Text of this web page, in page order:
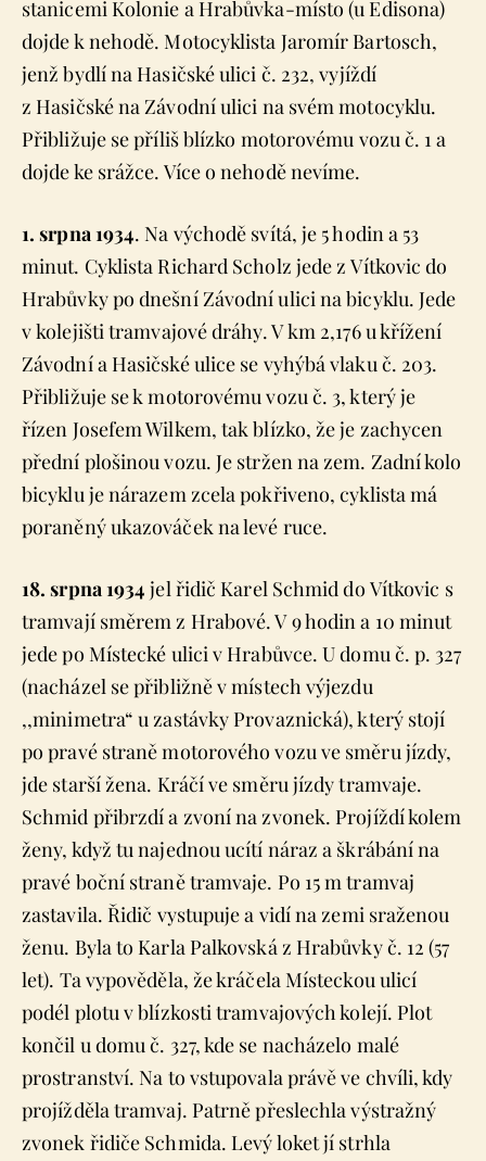
stanicemi Kolonie a Hrabůvka-místo (u Edisona)
dojde k nehodě. Motocyklista Jaromír Bartosch,
jenž bydlí na Hasičské ulici č. 232, vyjíždí
z Hasičské na Závodní ulici na svém motocyklu.
Přibližuje se příliš blízko motorovému vozu č. 1 a
dojde ke srážce. Více o nehodě nevíme.
1. srpna 1934. Na východě svítá, je 5 hodin a 53
minut. Cyklista Richard Scholz jede z Vítkovic do
Hrabůvky po dnešní Závodní ulici na bicyklu. Jede
v kolejišti tramvajové dráhy. V km 2,176 u křížení
Závodní a Hasičské ulice se vyhýbá vlaku č. 203.
Přibližuje se k motorovému vozu č. 3, který je
řízen Josefem Wilkem, tak blízko, že je zachycen
přední plošinou vozu. Je stržen na zem. Zadní kolo
bicyklu je nárazem zcela pokřiveno, cyklista má
poraněný ukazováček na levé ruce.
18. srpna 1934 jel řidič Karel Schmid do Vítkovic s
tramvají směrem z Hrabové. V 9 hodin a 10 minut
jede po Místecké ulici v Hrabůvce. U domu č. p. 327
(nacházel se přibližně v místech výjezdu
,,minimetra“ u zastávky Provaznická), který stojí
po pravé straně motorového vozu ve směru jízdy,
jde starší žena. Kráčí ve směru jízdy tramvaje.
Schmid přibrzdí a zvoní na zvonek. Projíždí kolem
ženy, když tu najednou ucítí náraz a škrábání na
pravé boční straně tramvaje. Po 15 m tramvaj
zastavila. Řidič vystupuje a vidí na zemi sraženou
ženu. Byla to Karla Palkovská z Hrabůvky č. 12 (57
let). Ta vypověděla, že kráčela Místeckou ulicí
podél plotu v blízkosti tramvajových kolejí. Plot
končil u domu č. 327, kde se nacházelo malé
prostranství. Na to vstupovala právě ve chvíli, kdy
projížděla tramvaj. Patrně přeslechla výstražný
zvonek řidiče Schmida. Levý loket jí strhla